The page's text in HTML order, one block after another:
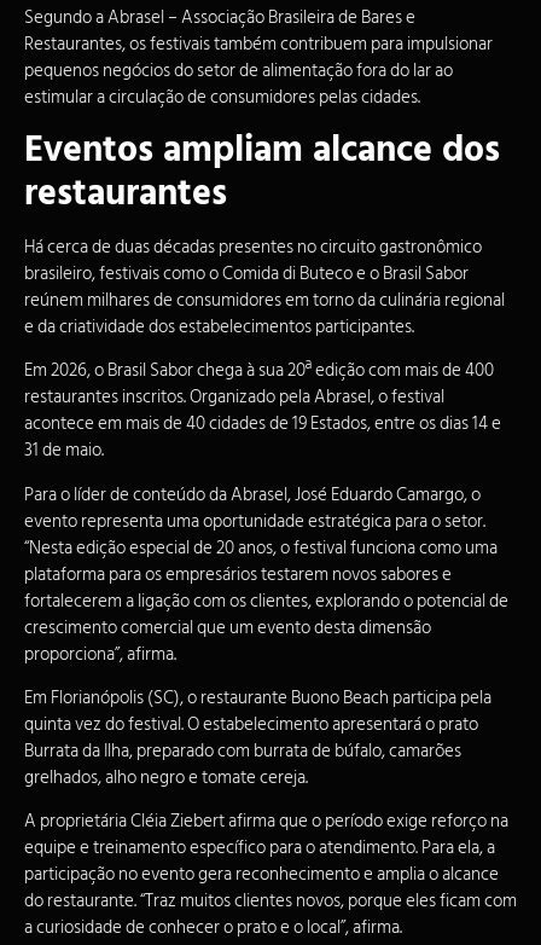
Segundo aAbrasel– Associação Brasileira de Bares e
Restaurantes, os festivais também contribuem para impulsionar
pequenos negócios do setor de alimentação fora do lar ao
estimular a circulação de consumidores pelas cidades.
Eventos ampliam alcance dos
restaurantes
Há cerca de duas décadas presentes no circuito gastronômico
brasileiro, festivais como o Comida di Buteco e o Brasil Sabor
reúnem milhares de consumidores em torno da culinária regional
e da criatividade dos estabelecimentos participantes.
Em 2026, o Brasil Sabor chega à sua 20ª edição com mais de 400
restaurantes inscritos. Organizado pela Abrasel, o festival
acontece em mais de 40 cidades de 19 Estados, entre os dias 14 e
31 de maio.
Para o líder de conteúdo da Abrasel, José Eduardo Camargo, o
evento representa uma oportunidade estratégica para o setor.
“Nesta edição especial de 20 anos, o festival funciona como uma
plataforma para os empresários testarem novossaborese
fortalecerem a ligação com os clientes, explorando o potencial de
crescimento comercial que um evento desta dimensão
proporciona”, afirma.
Em Florianópolis (SC), o restaurante Buono Beach participa pela
quinta vez do festival. O estabelecimento apresentará o prato
Burrata da Ilha, preparado com burrata de búfalo, camarões
grelhados, alho negro e tomate cereja.
A proprietária Cléia Ziebert afirma que o período exige reforço na
equipe e treinamento específico para o atendimento. Para ela, a
participação no evento gera reconhecimento e amplia o alcance
do restaurante. “Traz muitos clientes novos, porque eles ficam com
a curiosidade de conhecer o prato e o local”, afirma.